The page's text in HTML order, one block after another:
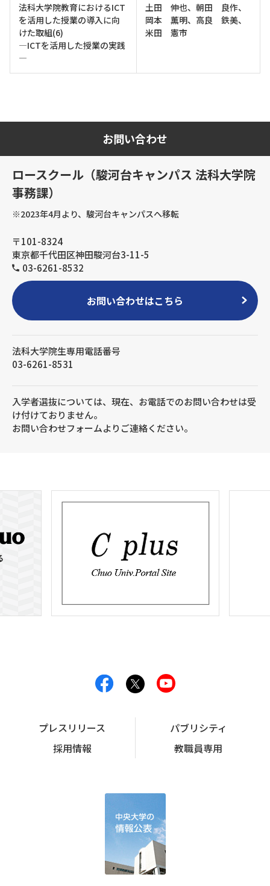
法科大学院教育におけるICT
を活用した授業の導入に向
けた取組(6)
―ICTを活用した授業の実践
―
土田 伸也、朝田 良作、
岡本 薫明、高良 鉄美、
米田 憲市
お問い合わせ
ロースクール（駿河台キャンパス 法科大学院
事務課）
※2023年4月より、駿河台キャンパスへ移転
〒101-8324
東京都千代田区神田駿河台3-11-5
03-6261-8532
お問い合わせはこちら
法科大学院生専用電話番号
03-6261-8531
入学者選抜については、現在、お電話でのお問い合わせは受
け付けておりません。
お問い合わせフォームよりご連絡ください。
プレスリリース
パブリシティ
採用情報
教職員専用